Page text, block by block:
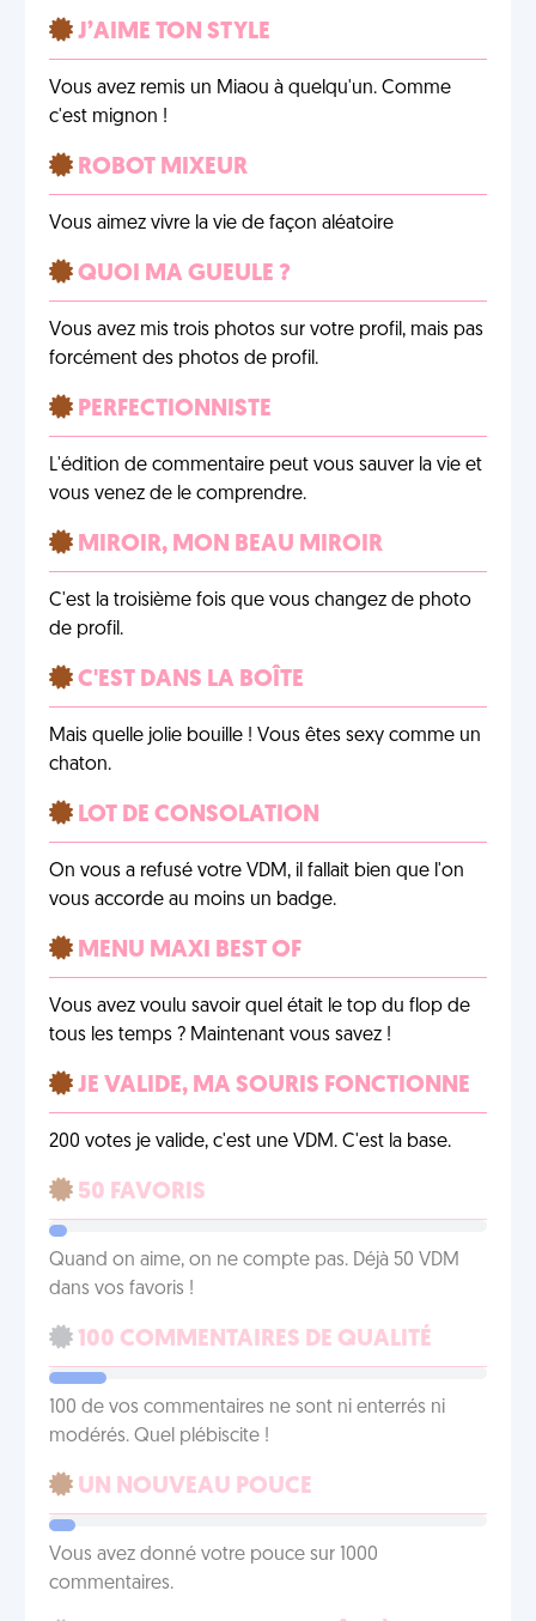
J’AIME TON STYLE
Vous avez remis un Miaou à quelqu'un. Comme
c'est mignon !
ROBOT MIXEUR
Vous aimez vivre la vie de façon aléatoire
QUOI MA GUEULE ?
Vous avez mis trois photos sur votre profil, mais pas
forcément des photos de profil.
PERFECTIONNISTE
L'édition de commentaire peut vous sauver la vie et
vous venez de le comprendre.
MIROIR, MON BEAU MIROIR
C'est la troisième fois que vous changez de photo
de profil.
C'EST DANS LA BOÎTE
Mais quelle jolie bouille ! Vous êtes sexy comme un
chaton.
LOT DE CONSOLATION
On vous a refusé votre VDM, il fallait bien que l'on
vous accorde au moins un badge.
MENU MAXI BEST OF
Vous avez voulu savoir quel était le top du flop de
tous les temps ? Maintenant vous savez !
JE VALIDE, MA SOURIS FONCTIONNE
200 votes je valide, c'est une VDM. C'est la base.
50 FAVORIS
Quand on aime, on ne compte pas. Déjà 50 VDM
dans vos favoris !
100 COMMENTAIRES DE QUALITÉ
100 de vos commentaires ne sont ni enterrés ni
modérés. Quel plébiscite !
UN NOUVEAU POUCE
Vous avez donné votre pouce sur 1000
commentaires.